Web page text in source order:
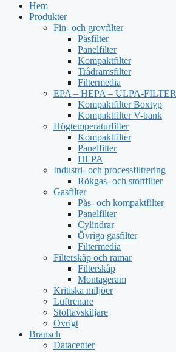
Hem
Produkter
Fin- och grovfilter
Påsfilter
Panelfilter
Kompaktfilter
Trådramsfilter
Filtermedia
EPA – HEPA – ULPA-FILTER
Kompaktfilter Boxtyp
Kompaktfilter V-bank
Högtemperaturfilter
Kompaktfilter
Panelfilter
HEPA
Industri- och processfiltrering
Rökgas- och stoftfilter
Gasfilter
Pås- och kompaktfilter
Panelfilter
Cylindrar
Övriga gasfilter
Filtermedia
Filterskåp och ramar
Filterskåp
Montageram
Kritiska miljöer
Luftrenare
Stoftavskiljare
Övrigt
Bransch
Datacenter